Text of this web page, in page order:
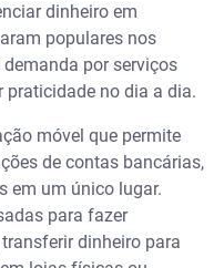
dinheiro em
populares nos
por serviços
no dia a dia.
móvel que permite
de contas bancárias,
em um único lugar.
para fazer
dinheiro para